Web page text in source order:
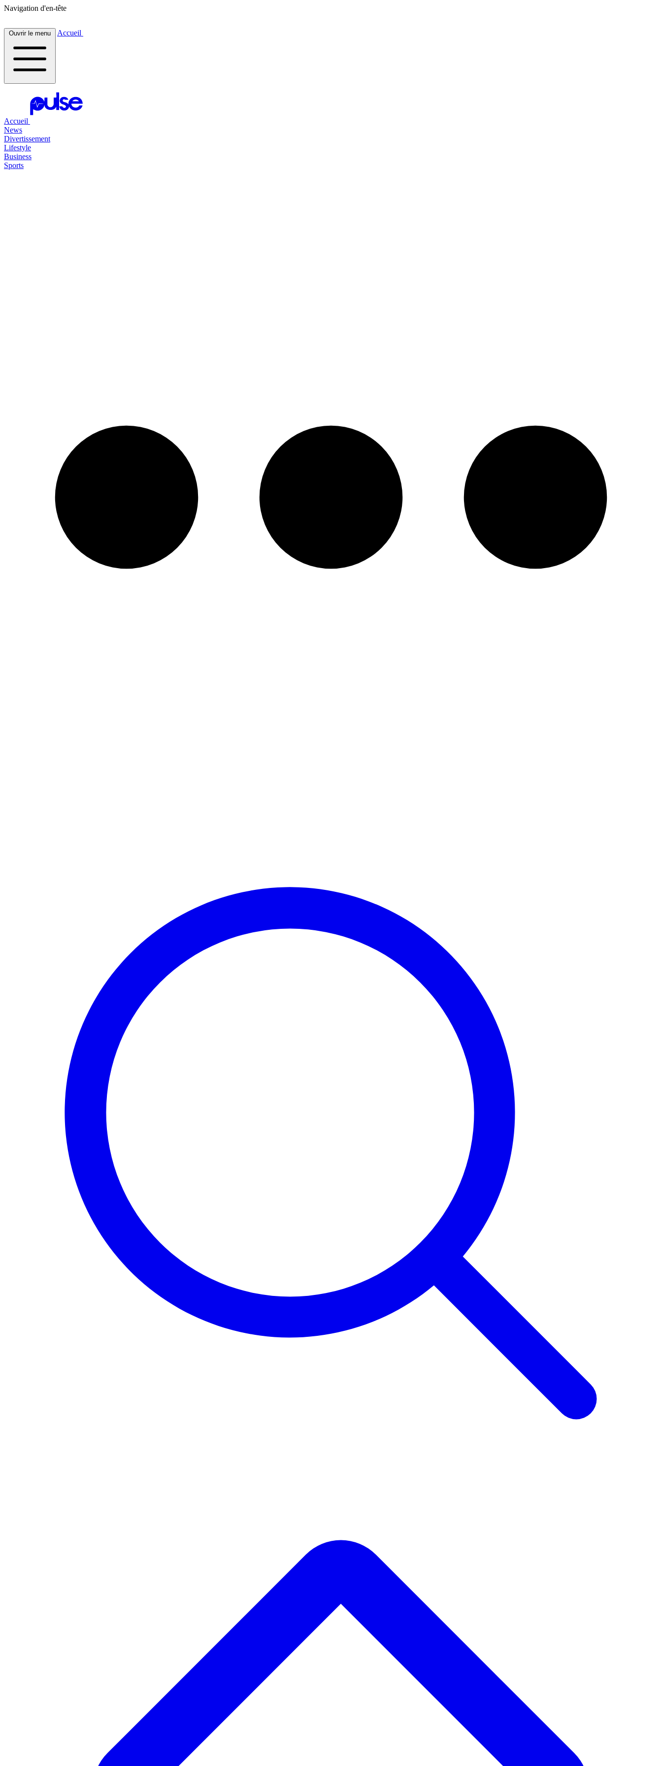
Navigation d'en-tête
Ouvrir le menu Accueil
Accueil
News
Divertissement
Lifestyle
Business
Sports